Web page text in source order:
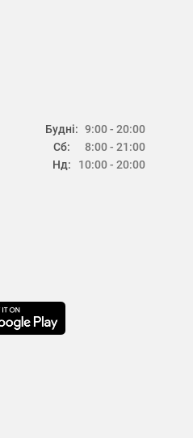
Будні:
Сб:
Нд:
9:00 - 20:00
8:00 - 21:00
10:00 - 20:00